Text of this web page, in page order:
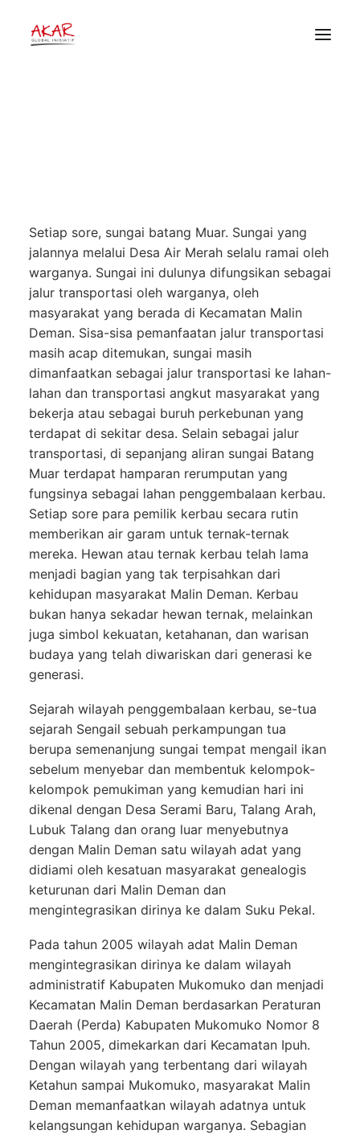
Kerbau dan Relasi Tenurial di
Setiap sore, sungai batang Muar. Sungai yang
jalannya melalui Desa Air Merah selalu ramai oleh
warganya. Sungai ini dulunya difungsikan sebagai
jalur transportasi oleh warganya, oleh
masyarakat yang berada di Kecamatan Malin
Deman. Sisa-sisa pemanfaatan jalur transportasi
masih acap ditemukan, sungai masih
dimanfaatkan sebagai jalur transportasi ke lahan-
lahan dan transportasi angkut masyarakat yang
bekerja atau sebagai buruh perkebunan yang
terdapat di sekitar desa. Selain sebagai jalur
transportasi, di sepanjang aliran sungai Batang
Muar terdapat hamparan rerumputan yang
fungsinya sebagai lahan penggembalaan kerbau.
Setiap sore para pemilik kerbau secara rutin
memberikan air garam untuk ternak-ternak
mereka. Hewan atau ternak kerbau telah lama
menjadi bagian yang tak terpisahkan dari
kehidupan masyarakat Malin Deman. Kerbau
bukan hanya sekadar hewan ternak, melainkan
juga simbol kekuatan, ketahanan, dan warisan
budaya yang telah diwariskan dari generasi ke
generasi.
Sejarah wilayah penggembalaan kerbau, se-tua
sejarah Sengail sebuah perkampungan tua
berupa semenanjung sungai tempat mengail ikan
sebelum menyebar dan membentuk kelompok-
kelompok pemukiman yang kemudian hari ini
dikenal dengan Desa Serami Baru, Talang Arah,
Lubuk Talang dan orang luar menyebutnya
dengan Malin Deman satu wilayah adat yang
didiami oleh kesatuan masyarakat genealogis
keturunan dari Malin Deman dan
mengintegrasikan dirinya ke dalam Suku Pekal.
Pada tahun 2005 wilayah adat Malin Deman
mengintegrasikan dirinya ke dalam wilayah
administratif Kabupaten Mukomuko dan menjadi
Kecamatan Malin Deman berdasarkan Peraturan
Daerah (Perda) Kabupaten Mukomuko Nomor 8
Tahun 2005, dimekarkan dari Kecamatan Ipuh.
Dengan wilayah yang terbentang dari wilayah
Ketahun sampai Mukomuko, masyarakat Malin
Deman memanfaatkan wilayah adatnya untuk
kelangsungan kehidupan warganya. Sebagian